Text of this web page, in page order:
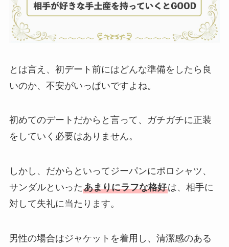
とは言え、初デート前にはどんな準備をしたら良
いのか、不安がいっぱいですよね。
初めてのデートだからと言って、ガチガチに正装
をしていく必要はありません。
しかし、だからといってジーパンにポロシャツ、
サンダルといったあまりにラフな格好は、相手に
対して失礼に当たります。
男性の場合はジャケットを着用し、清潔感のある